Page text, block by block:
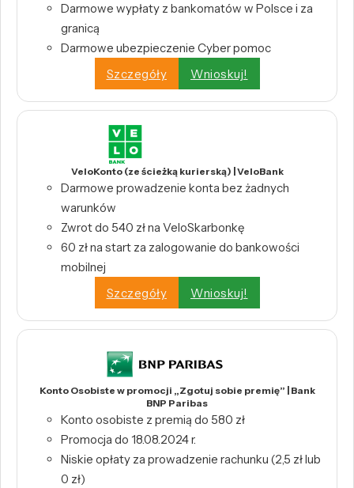
Darmowe wypłaty z bankomatów w Polsce i za
granicą
Darmowe ubezpieczenie Cyber pomoc
Szczegóły
Wnioskuj!
VeloKonto (ze ścieżką kurierską) | VeloBank
Darmowe prowadzenie konta bez żadnych
warunków
Zwrot do 540 zł na VeloSkarbonkę
60 zł na start za zalogowanie do bankowości
mobilnej
Szczegóły
Wnioskuj!
Konto Osobiste w promocji „Zgotuj sobie premię” | Bank
BNP Paribas
Konto osobiste z premią do 580 zł
Promocja do 18.08.2024 r.
Niskie opłaty za prowadzenie rachunku (2,5 zł lub
0 zł)